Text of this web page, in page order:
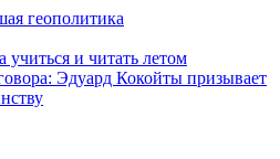
геополитика
учиться и читать летом
Эдуард Кокойты призывает